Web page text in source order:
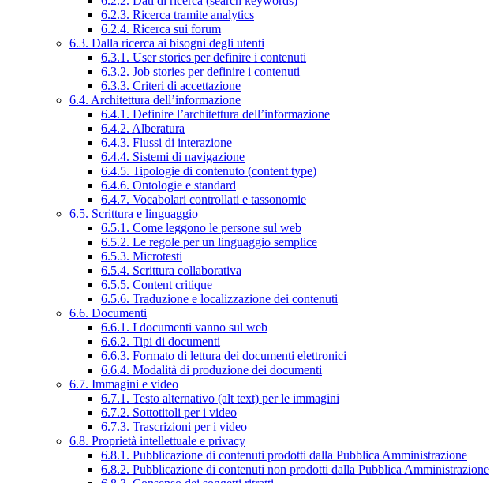
6.2.3. Ricerca tramite analytics
6.2.4. Ricerca sui forum
6.3. Dalla ricerca ai bisogni degli utenti
6.3.1. User stories per definire i contenuti
6.3.2. Job stories per definire i contenuti
6.3.3. Criteri di accettazione
6.4. Architettura dell’informazione
6.4.1. Definire l’architettura dell’informazione
6.4.2. Alberatura
6.4.3. Flussi di interazione
6.4.4. Sistemi di navigazione
6.4.5. Tipologie di contenuto (content type)
6.4.6. Ontologie e standard
6.4.7. Vocabolari controllati e tassonomie
6.5. Scrittura e linguaggio
6.5.1. Come leggono le persone sul web
6.5.2. Le regole per un linguaggio semplice
6.5.3. Microtesti
6.5.4. Scrittura collaborativa
6.5.5. Content critique
6.5.6. Traduzione e localizzazione dei contenuti
6.6. Documenti
6.6.1. I documenti vanno sul web
6.6.2. Tipi di documenti
6.6.3. Formato di lettura dei documenti elettronici
6.6.4. Modalità di produzione dei documenti
6.7. Immagini e video
6.7.1. Testo alternativo (alt text) per le immagini
6.7.2. Sottotitoli per i video
6.7.3. Trascrizioni per i video
6.8. Proprietà intellettuale e privacy
6.8.1. Pubblicazione di contenuti prodotti dalla Pubblica Amministrazione
6.8.2. Pubblicazione di contenuti non prodotti dalla Pubblica Amministrazione